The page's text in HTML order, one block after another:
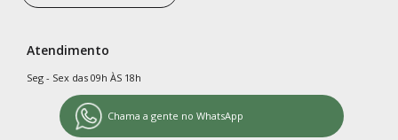
Atendimento
Seg - Sex das 09h ÀS 18h
Chama a gente no WhatsApp